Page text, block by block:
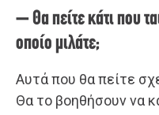
– Θα πείτε κάτι που
οποίο μιλάτε;
Αυτά που θα πείτε
Θα το βοηθήσουν να